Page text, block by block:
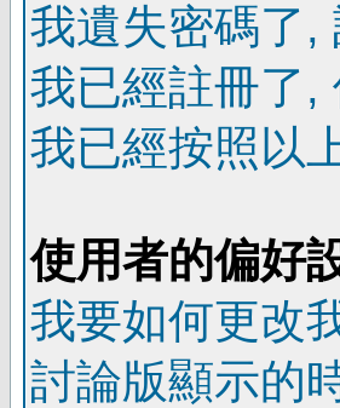
我遺失密碼了,
我已經註冊了,
我已經按照以
使用者的偏好
我要如何更改
討論版顯示的